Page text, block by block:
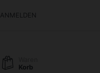
ANMELDEN
Korb